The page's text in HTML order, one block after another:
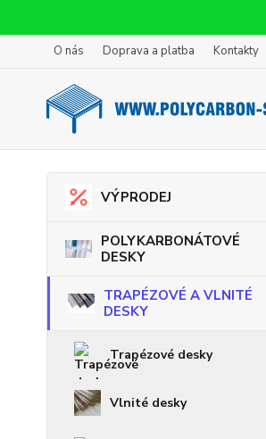
O nás Doprava a platba Kontakty
VÝPRODEJ
POLYKARBONÁTOVÉ
DESKY
TRAPÉZOVÉ A VLNITÉ
DESKY
Trapézové desky
Vlnité desky